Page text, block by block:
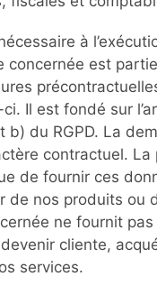
à
concernée est
Il est fondé sur
b) du RGPD. La
contractuel. La
de fournir ces
de nos produits ou
ne fournit
cliente,
services.